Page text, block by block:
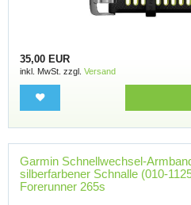
35,00 EUR
inkl. MwSt. zzgl. Versand
Garmin Schnellwechsel-
silberfarbener Schnalle (010-
Forerunner 265s